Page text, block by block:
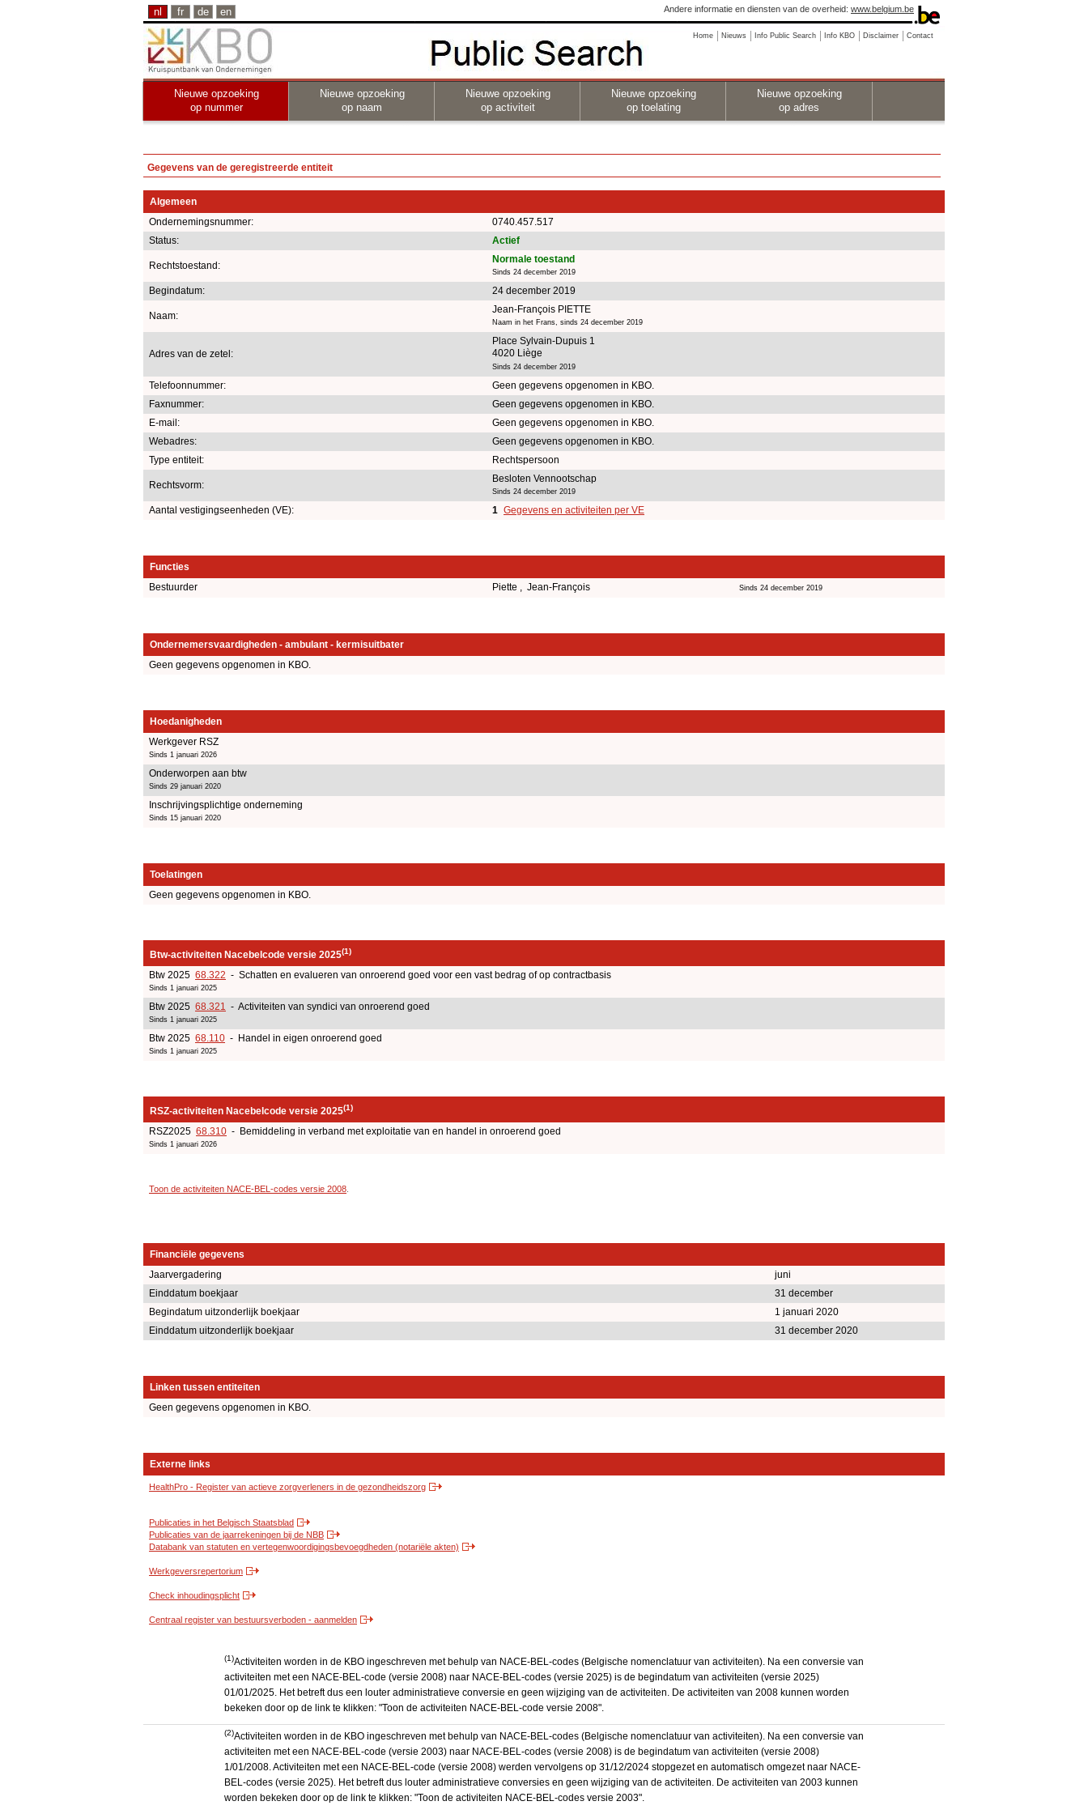
nl fr de en Andere informatie en diensten van de overheid: www.belgium.be
Home Nieuws Info Public Search Info KBO Disclaimer Contact
Nieuwe opzoeking
op nummer
Nieuwe opzoeking
op naam
Nieuwe opzoeking
op activiteit
Nieuwe opzoeking
op toelating
Nieuwe opzoeking
op adres
Gegevens van de geregistreerde entiteit
Algemeen
Ondernemingsnummer:
0740.457.517
Status:
Actief
Rechtstoestand:
Normale toestand
Sinds 24 december 2019
Begindatum: 24 december 2019
Naam:
Jean-François PIETTE
Naam in het Frans, sinds 24 december 2019
Adres van de zetel:
Place Sylvain-Dupuis 1
4020 Liège
Sinds 24 december 2019
Telefoonnummer:
Geen gegevens opgenomen in KBO.
Faxnummer:
Geen gegevens opgenomen in KBO.
E-mail:
Geen gegevens opgenomen in KBO.
Webadres:
Geen gegevens opgenomen in KBO.
Type entiteit:
Rechtspersoon
Rechtsvorm:
Besloten Vennootschap
Sinds 24 december 2019
Aantal vestigingseenheden (VE): 1 Gegevens en activiteiten per VE
Functies
Bestuurder
Piette , Jean-François Sinds 24 december 2019
Ondernemersvaardigheden - ambulant - kermisuitbater
Geen gegevens opgenomen in KBO.
Hoedanigheden
Werkgever RSZ
Sinds 1 januari 2026
Onderworpen aan btw
Sinds 29 januari 2020
Inschrijvingsplichtige onderneming
Sinds 15 januari 2020
Toelatingen
Geen gegevens opgenomen in KBO.
Btw-activiteiten Nacebelcode versie 2025(1)
Btw 2025 68.322 - Schatten en evalueren van onroerend goed voor een vast bedrag of op contractbasis
Sinds 1 januari 2025
Btw 2025 68.321 - Activiteiten van syndici van onroerend goed
Sinds 1 januari 2025
Btw 2025 68.110 - Handel in eigen onroerend goed
Sinds 1 januari 2025
RSZ-activiteiten Nacebelcode versie 2025(1)
RSZ2025 68.310 - Bemiddeling in verband met exploitatie van en handel in onroerend goed
Sinds 1 januari 2026
Toon de activiteiten NACE-BEL-codes versie 2008
Financiële gegevens
Jaarvergadering
juni
Einddatum boekjaar
31 december
Begindatum uitzonderlijk boekjaar
1 januari 2020
Einddatum uitzonderlijk boekjaar
31 december 2020
Linken tussen entiteiten
Geen gegevens opgenomen in KBO.
Externe links
HealthPro - Register van actieve zorgverleners in de gezondheidszorg
Publicaties in het Belgisch Staatsblad
Publicaties van de jaarrekeningen bij de NBB
Databank van statuten en vertegenwoordigingsbevoegdheden (notariële akten)
Werkgeversrepertorium
Check inhoudingsplicht
Centraal register van bestuursverboden - aanmelden
(1)Activiteiten worden in de KBO ingeschreven met behulp van NACE-BEL-codes (Belgische nomenclatuur van activiteiten). Na een conversie van
activiteiten met een NACE-BEL-code (versie 2008) naar NACE-BEL-codes (versie 2025) is de begindatum van activiteiten (versie 2025)
01/01/2025. Het betreft dus een louter administratieve conversie en geen wijziging van de activiteiten. De activiteiten van 2008 kunnen worden
bekeken door op de link te klikken: "Toon de activiteiten NACE-BEL-code versie 2008".
(2)Activiteiten worden in de KBO ingeschreven met behulp van NACE-BEL-codes (Belgische nomenclatuur van activiteiten). Na een conversie van
activiteiten met een NACE-BEL-code (versie 2003) naar NACE-BEL-codes (versie 2008) is de begindatum van activiteiten (versie 2008)
1/01/2008. Activiteiten met een NACE-BEL-code (versie 2008) werden vervolgens op 31/12/2024 stopgezet en automatisch omgezet naar NACE-
BEL-codes (versie 2025). Het betreft dus louter administratieve conversies en geen wijziging van de activiteiten. De activiteiten van 2003 kunnen
worden bekeken door op de link te klikken: "Toon de activiteiten NACE-BEL-codes versie 2003".